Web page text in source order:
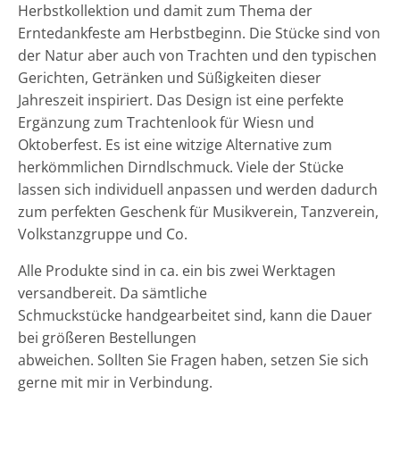
Herbstkollektion und damit zum Thema der
Erntedankfeste am Herbstbeginn. Die Stücke sind von
der Natur aber auch von Trachten und den typischen
Gerichten, Getränken und Süßigkeiten dieser
Jahreszeit inspiriert. Das Design ist eine perfekte
Ergänzung zum Trachtenlook für Wiesn und
Oktoberfest. Es ist eine witzige Alternative zum
herkömmlichen Dirndlschmuck. Viele der Stücke
lassen sich individuell anpassen und werden dadurch
zum perfekten Geschenk für Musikverein, Tanzverein,
Volkstanzgruppe und Co.
Alle Produkte sind in ca. ein bis zwei Werktagen
versandbereit. Da sämtliche
Schmuckstücke handgearbeitet sind, kann die Dauer
bei größeren Bestellungen
abweichen. Sollten Sie Fragen haben, setzen Sie sich
gerne mit mir in Verbindung.